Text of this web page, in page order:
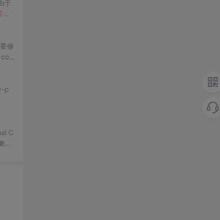
于
这
修
p
C
容